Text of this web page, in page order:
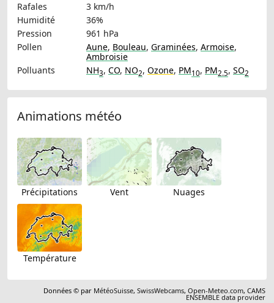
Rafales
3 km/h
Humidité
36%
Pression
961 hPa
Pollen
Aune, Bouleau, Graminées, Armoise,
Ambroisie
Polluants
NH3, CO, NO2, Ozone, PM10, PM2.5, SO2
Animations météo
Précipitations Vent Nuages
Température
Données © par MétéoSuisse,SwissWebcams,Open-Meteo.com,CAMS
ENSEMBLE data provider